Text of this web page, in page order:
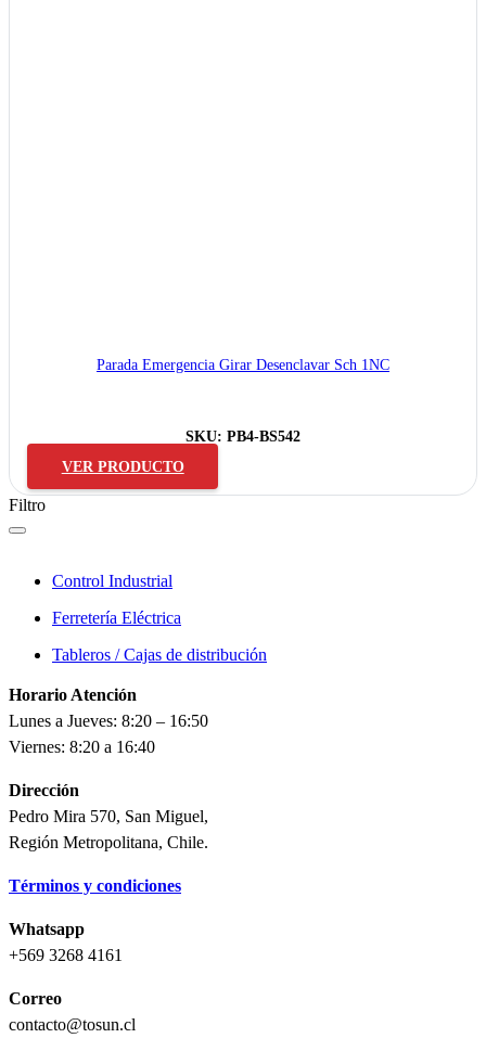
Parada Emergencia Girar Desenclavar Sch 1NC
SKU: PB4-BS542
VER PRODUCTO
Filtro
Control Industrial
Ferretería Eléctrica
Tableros / Cajas de distribución
Horario Atención
Lunes a Jueves: 8:20 – 16:50
Viernes: 8:20 a 16:40
Dirección
Pedro Mira 570, San Miguel,
Región Metropolitana, Chile.
Términos y condiciones
Whatsapp
+569 3268 4161
Correo
contacto@tosun.cl